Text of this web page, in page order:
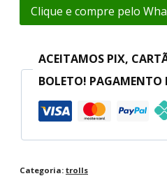
Clique e compre pelo
ACEITAMOS PIX,
BOLETO! PAGAMENTO
Categoria: trolls